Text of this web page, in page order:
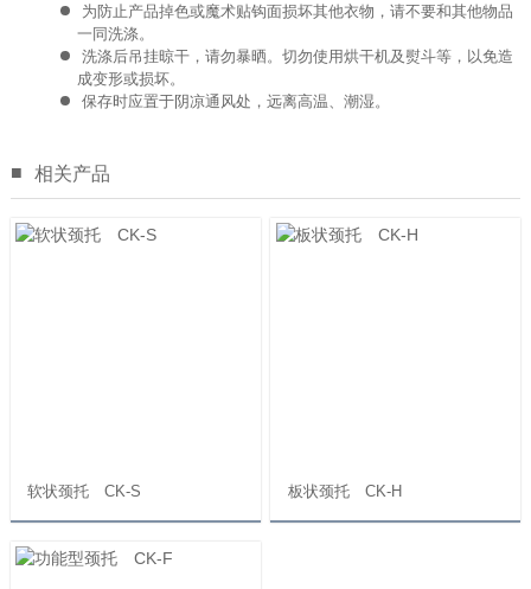
为防止产品掉色或魔术贴钩面损坏其他衣物，请不要和其他物品
一同洗涤。
洗涤后吊挂晾干，请勿暴晒。切勿使用烘干机及熨斗等，以免造
成变形或损坏。
保存时应置于阴凉通风处，远离高温、潮湿。
■ 相关产品
软状颈托 CK-S 板状颈托 CK-H